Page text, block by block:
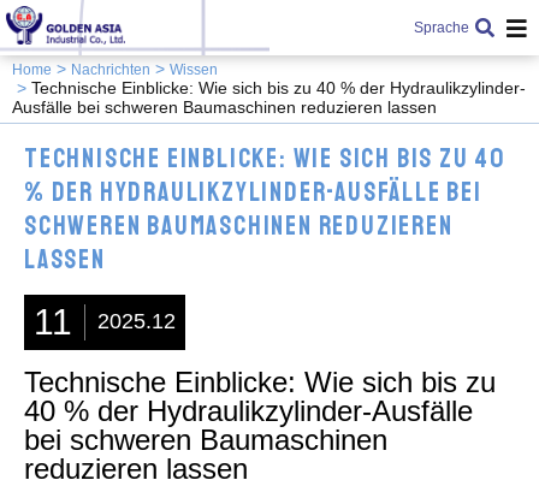
Sprache
Home Nachrichten Wissen
Technische Einblicke: Wie sich bis zu 40 % der Hydraulikzylinder-
Ausfälle bei schweren Baumaschinen reduzieren lassen
Technische Einblicke: Wie sich bis zu 40
% der Hydraulikzylinder-Ausfälle bei
schweren Baumaschinen reduzieren
lassen
11 2025.12
Technische Einblicke: Wie sich bis zu
40 % der Hydraulikzylinder-Ausfälle
bei schweren Baumaschinen
reduzieren lassen